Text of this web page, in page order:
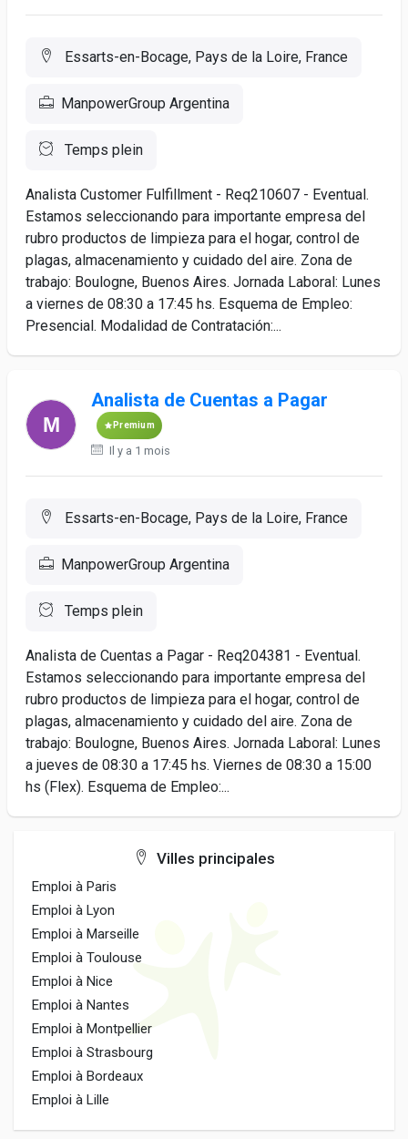
Essarts-en-Bocage, Pays de la Loire, France
ManpowerGroup Argentina
Temps plein
Analista Customer Fulfillment - Req210607 - Eventual.
Estamos seleccionando para importante empresa del
rubro productos de limpieza para el hogar, control de
plagas, almacenamiento y cuidado del aire. Zona de
trabajo: Boulogne, Buenos Aires. Jornada Laboral: Lunes
a viernes de 08:30 a 17:45 hs. Esquema de Empleo:
Presencial. Modalidad de Contratación:...
Analista de Cuentas a Pagar
Premium
Il y a 1 mois
Essarts-en-Bocage, Pays de la Loire, France
ManpowerGroup Argentina
Temps plein
Analista de Cuentas a Pagar - Req204381 - Eventual.
Estamos seleccionando para importante empresa del
rubro productos de limpieza para el hogar, control de
plagas, almacenamiento y cuidado del aire. Zona de
trabajo: Boulogne, Buenos Aires. Jornada Laboral: Lunes
a jueves de 08:30 a 17:45 hs. Viernes de 08:30 a 15:00
hs (Flex). Esquema de Empleo:...
Villes principales
Emploi à Paris
Emploi à Lyon
Emploi à Marseille
Emploi à Toulouse
Emploi à Nice
Emploi à Nantes
Emploi à Montpellier
Emploi à Strasbourg
Emploi à Bordeaux
Emploi à Lille